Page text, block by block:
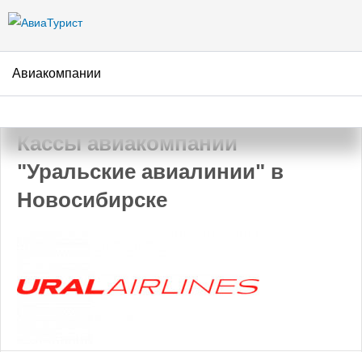
Авиакомпании
Кассы авиакомпании
"Уральские авиалинии" в
Новосибирске